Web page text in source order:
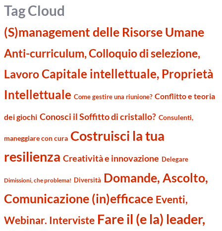
Tag Cloud
(S)management delle Risorse Umane
Anti-curriculum, Colloquio di selezione,
LavoroCapitale intellettuale, Proprietà
Intellettuale Come gestire una riunione? Conflitto e teoria
dei giochi Conosci il Soffitto di cristallo? Consulenti,
maneggiare con cura Costruisci la tua
resilienza Creatività e innovazione Delegare
Dimissioni, che problema! Diversità Domande, Ascolto,
Comunicazione (in)efficace Eventi,
Webinar. Interviste Fare il (e la) leader,